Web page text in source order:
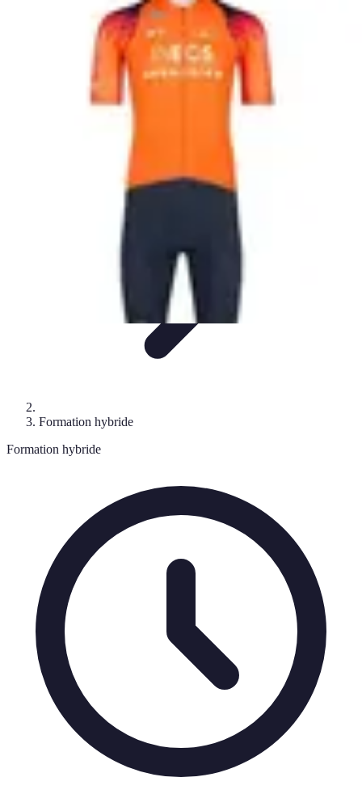
Méthodes de FormationConception de formationFormation sur
Formation et MéthodologiesOptimisation du Training
Formation hybride
Formation hybride